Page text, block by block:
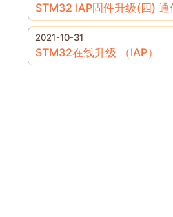
STM32 IAP固件升级(四)
2021-10-31
STM32在线升级 （IAP）